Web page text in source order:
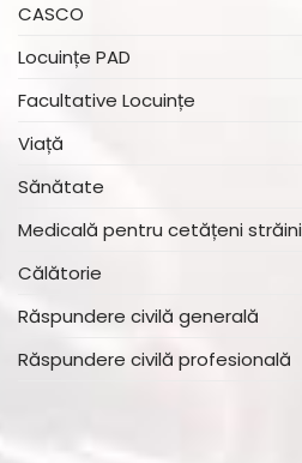
CASCO
Locuințe PAD
Facultative Locuințe
Viață
Sănătate
Medicală pentru cetățeni străini
Călătorie
Răspundere civilă generală
Răspundere civilă profesională